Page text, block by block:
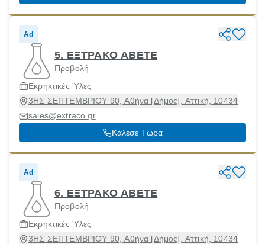
Ad
5. ΕΞΤΡΑΚΟ ΑΒΕΤΕ
Προβολή
Εκρηκτικές Ύλες
3ΗΣ ΣΕΠΤΕΜΒΡΙΟΥ 90, Αθήνα [Δήμος], Αττική, 10434
sales@extraco.gr
Κάλεσε Τώρα
Ad
6. ΕΞΤΡΑΚΟ ΑΒΕΤΕ
Προβολή
Εκρηκτικές Ύλες
3ΗΣ ΣΕΠΤΕΜΒΡΙΟΥ 90, Αθήνα [Δήμος], Αττική, 10434